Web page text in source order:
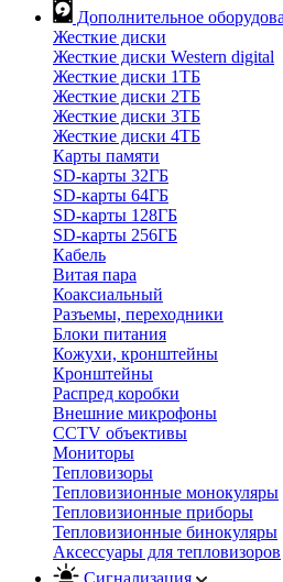
Дополнительное
Жесткие диски
Жесткие диски Western digital
Жесткие диски 1ТБ
Жесткие диски 2ТБ
Жесткие диски 3ТБ
Жесткие диски 4ТБ
Карты памяти
SD-карты 32ГБ
SD-карты 64ГБ
SD-карты 128ГБ
SD-карты 256ГБ
Кабель
Витая пара
Коаксиальный
Разъемы, переходники
Блоки питания
Кожухи, кронштейны
Кронштейны
Распред коробки
Внешние микрофоны
CCTV объективы
Мониторы
Тепловизоры
Тепловизионные монокуляры
Тепловизионные приборы
Тепловизионные бинокуляры
Аксессуары для тепловизоров
Сигнализация